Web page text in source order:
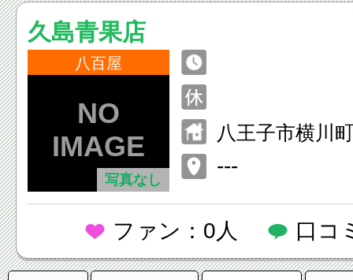
久島青果店
八百屋
写真なし
八王子市横川
---
ファン：0人 口コ